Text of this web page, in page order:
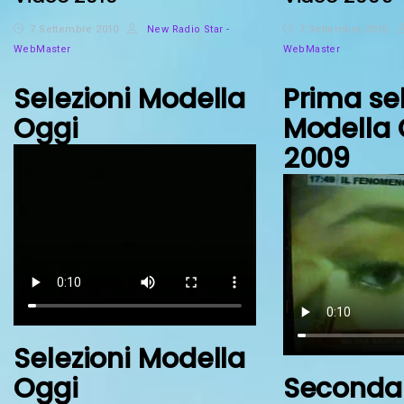
7 Settembre 2010
New Radio Star -
WebMaster
Selezioni Modella
Oggi
Selezioni Modella
Oggi
7 Settembre 2010
WebMaster
Prima
Modella
2009
Seconda